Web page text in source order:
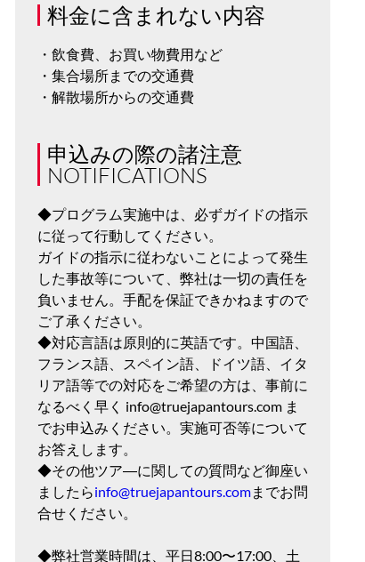
料金に含まれない内容
・飲食費、お買い物費用など
・集合場所までの交通費
・解散場所からの交通費
申込みの際の諸注意
NOTIFICATIONS
◆プログラム実施中は、必ずガイドの指示
に従って行動してください。
ガイドの指示に従わないことによって発生
した事故等について、弊社は一切の責任を
負いません。手配を保証できかねますので
ご了承ください。
◆対応言語は原則的に英語です。中国語、
フランス語、スペイン語、ドイツ語、イタ
リア語等での対応をご希望の方は、事前に
なるべく早く info@truejapantours.com ま
でお申込みください。実施可否等について
お答えします。
◆その他ツア―に関しての質問など御座い
ましたらinfo@truejapantours.comまでお問
合せください。
◆弊社営業時間は、平日8:00〜17:00、土